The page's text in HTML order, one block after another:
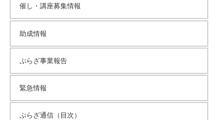
催し・講座募集情報
助成情報
ぷらざ事業報告
緊急情報
ぷらざ通信（目次）